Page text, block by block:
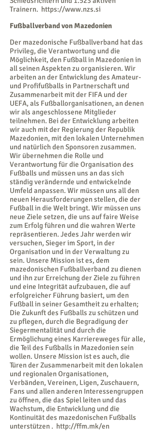
Trainern. https://www.nzs.si
Fußballverband von Mazedonien
Der mazedonische Fußballverband hat das
Privileg, die Verantwortung und die
Möglichkeit, den Fußball in Mazedonien in
all seinen Aspekten zu organisieren. Wir
arbeiten an der Entwicklung des Amateur-
und Profifußballs in Partnerschaft und
Zusammenarbeit mit der FIFA und der
UEFA, als Fußballorganisationen, an denen
wir als angeschlossene Mitglieder
teilnehmen. Bei der Entwicklung arbeiten
wir auch mit der Regierung der Republik
Mazedonien, mit den lokalen Unternehmen
und natürlich den Sponsoren zusammen.
Wir übernehmen die Rolle und
Verantwortung für die Organisation des
Fußballs und müssen uns an das sich
ständig verändernde und entwickelnde
Umfeld anpassen. Wir müssen uns all den
neuen Herausforderungen stellen, die der
Fußball in die Welt bringt. Wir müssen uns
neue Ziele setzen, die uns auf faire Weise
zum Erfolg führen und die wahren Werte
repräsentieren. Jedes Jahr werden wir
versuchen, Sieger im Sport, in der
Organisation und in der Verwaltung zu
sein. Unsere Mission ist es, dem
mazedonischen Fußballverband zu dienen
und ihn zur Erreichung der Ziele zu führen
und eine Integrität aufzubauen, die auf
erfolgreicher Führung basiert, um den
Fußball in seiner Gesamtheit zu erhalten;
Die Zukunft des Fußballs zu schützen und
zu pflegen, durch die Begradigung der
Siegermentalität und durch die
Ermöglichung eines Karriereweges für alle,
die Teil des Fußballs in Mazedonien sein
wollen. Unsere Mission ist es auch, die
Türen der Zusammenarbeit mit den lokalen
und regionalen Organisationen,
Verbänden, Vereinen, Ligen, Zuschauern,
Fans und allen anderen Interessengruppen
zu öffnen, die das Spiel leiten und das
Wachstum, die Entwicklung und die
Kontinuität des mazedonischen Fußballs
unterstützen . http://ffm.mk/en